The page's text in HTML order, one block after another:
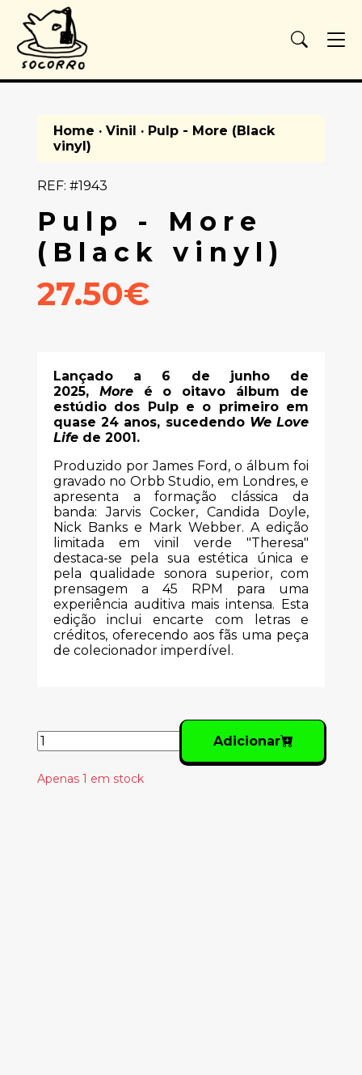
Home · Vinil · Pulp - More (Black
vinyl)
REF: #1943
Pulp - More
(Black vinyl)
27.50€
Lançado a 6 de junho de
2025, Moreé o oitavo álbum de
estúdio dos Pulp e o primeiro em
quase 24 anos, sucedendo We Love
Lifede 2001.
Produzido por James Ford, o álbum foi
gravado no Orbb Studio, em Londres, e
apresenta a formação clássica da
banda: Jarvis Cocker, Candida Doyle,
Nick Banks e Mark Webber. A edição
limitada em vinil verde "Theresa"
destaca-se pela sua estética única e
pela qualidade sonora superior, com
prensagem a 45 RPM para uma
experiência auditiva mais intensa. Esta
edição inclui encarte com letras e
créditos, oferecendo aos fãs uma peça
de colecionador imperdível.
Adicionar
Apenas 1 em stock